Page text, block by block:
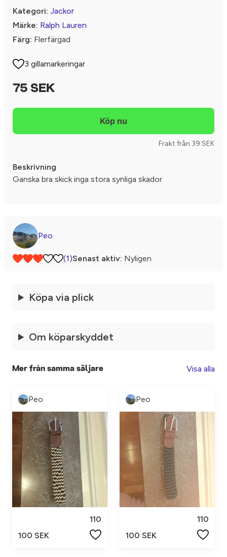
Kategori: Jackor
Märke: Ralph Lauren
Färg: Flerfärgad
3 gillamarkeringar
75 SEK
Frakt från 39 SEK
Beskrivning
Ganska bra skick inga stora synliga skador
Peo
(1)Senast aktiv: Nyligen
Köpa via plick
Om köparskyddet
Mer från samma säljare Visa alla
Peo
110
100 SEK
Peo
110
100 SEK